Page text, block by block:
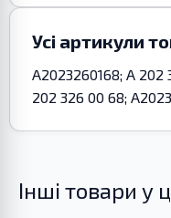
Усі артикули
A2023260168; A 202
202 326 00 68;
Інші товари у